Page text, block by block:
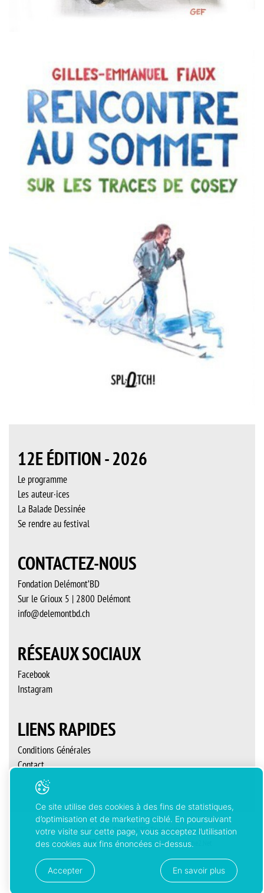
12E ÉDITION - 2026
Le programme
Les auteur·ices
La Balade Dessinée
Se rendre au festival
CONTACTEZ-NOUS
Fondation Delémont’BD
Sur le Grioux 5 | 2800 Delémont
info@delemontbd.ch
RÉSEAUX SOCIAUX
Facebook
Instagram
LIENS RAPIDES
Conditions Générales
Contact
Copyright © 2026 Delémont’BD. Tous droits réservés
Created with
byArtionet-Generated with IceCube2.Net
Ce site utilise des cookies à des fins de statistiques,
d’optimisation et de marketing ciblé. En poursuivant
votre visite sur cette page, vous acceptez l’utilisation
des cookies aux fins énoncées ci-dessus.
Accepter En savoir plus